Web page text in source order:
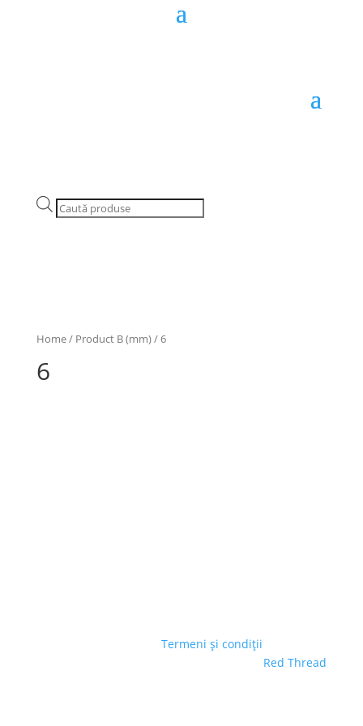
Products
search
Home/ Product B (mm) / 6
6
|Termeni și condiții
Red Thread